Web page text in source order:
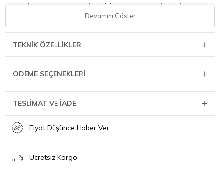
pipetli hem de pipetsiz kullanılabilir, taşıma sırasında etrafa sıvı
sıçramasını önlemek için ise pipeti çıkararak kilitli duruma
tasarlanmıştır.
Pipet ile kullanımın doğası ve kapak yapısının şekli nedeni ile
Stanley Quencher yan veya ters çevrildiği zaman pipet kısmından
veya kapak kilitli konumda iken akıtma yapabilir.
paslanmaz çelik amblemi, termosunuzun sürdürülebilir
Mat boya kaplama
Devamını Göster
TEKNIK ÖZELLIKLER
ÖDEME SEÇENEKLERI
TESLİMAT VE İADE
Fiyat Düşünce Haber Ver
Ücretsiz Kargo